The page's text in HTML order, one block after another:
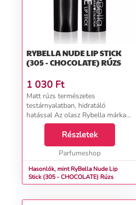
RYBELLA NUDE LIP STICK
(305 - CHOCOLATE) RÚZS
1 030 Ft
Matt rúzs természetes
testárnyalatban, hidratáló
hatással Az olasz Rybella márka
305 CHOCOLATE&nbsp;rúzs
könnyű, krémes és bársonyos
felépítésű testárnyalatban
könnyen felvihető és a
Részletek
Parfumeshop
Hasonlók, mint RyBella Nude Lip
Stick (305 - CHOCOLATE) Rúzs